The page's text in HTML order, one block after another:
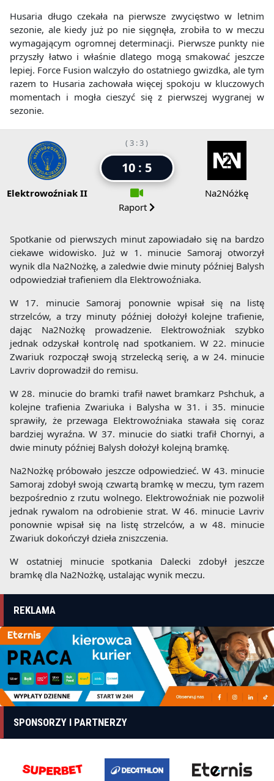
Husaria długo czekała na pierwsze zwycięstwo w letnim
sezonie, ale kiedy już po nie sięgnęła, zrobiła to w meczu
wymagającym ogromnej determinacji. Pierwsze punkty nie
przyszły łatwo i właśnie dlatego mogą smakować jeszcze
lepiej. Force Fusion walczyło do ostatniego gwizdka, ale tym
razem to Husaria zachowała więcej spokoju w kluczowych
momentach i mogła cieszyć się z pierwszej wygranej w
sezonie.
Elektrowoźniak II
( 3 : 3 )
10 : 5
Raport
Na2Nóżkę
Spotkanie od pierwszych minut zapowiadało się na bardzo
ciekawe widowisko. Już w 1. minucie Samoraj otworzył
wynik dla Na2Nożkę, a zaledwie dwie minuty później Balysh
odpowiedział trafieniem dla Elektrowoźniaka.
W 17. minucie Samoraj ponownie wpisał się na listę
strzelców, a trzy minuty później dołożył kolejne trafienie,
dając Na2Nożkę prowadzenie. Elektrowoźniak szybko
jednak odzyskał kontrolę nad spotkaniem. W 22. minucie
Zwariuk rozpoczął swoją strzelecką serię, a w 24. minucie
Lavriv doprowadził do remisu.
W 28. minucie do bramki trafił nawet bramkarz Pshchuk, a
kolejne trafienia Zwariuka i Balysha w 31. i 35. minucie
sprawiły, że przewaga Elektrowoźniaka stawała się coraz
bardziej wyraźna. W 37. minucie do siatki trafił Chornyi, a
dwie minuty później Balysh dołożył kolejną bramkę.
Na2Nożkę próbowało jeszcze odpowiedzieć. W 43. minucie
Samoraj zdobył swoją czwartą bramkę w meczu, tym razem
bezpośrednio z rzutu wolnego. Elektrowoźniak nie pozwolił
jednak rywalom na odrobienie strat. W 46. minucie Lavriv
ponownie wpisał się na listę strzelców, a w 48. minucie
Zwariuk dokończył dzieła zniszczenia.
W ostatniej minucie spotkania Dalecki zdobył jeszcze
bramkę dla Na2Nożkę, ustalając wynik meczu.
REKLAMA